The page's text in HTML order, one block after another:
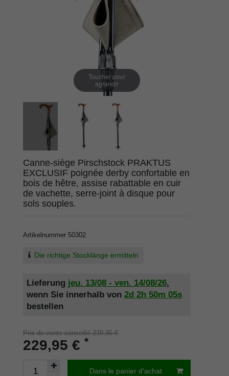
Toucher pour
agrandir
Canne-siège Pirschstock PRAKTUS
EXCLUSIF poignée derby confortable en
bois de hêtre, assise rabattable en cuir
de vachette, serre-joint à disque pour
sols souples.
Artikelnummer 50302
Die richtige Stocklänge ermitteln
Lieferung jeu. 13/08 - ven. 14/08/26,
wenn Sie innerhalb von 2d 2h 50m 05s
bestellen
Prix de vente conseillé 239,95 €
229,95 € *
Dans le panier d'achat